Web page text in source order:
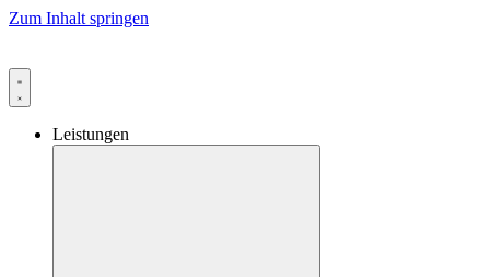
Zum Inhalt springen
Leistungen